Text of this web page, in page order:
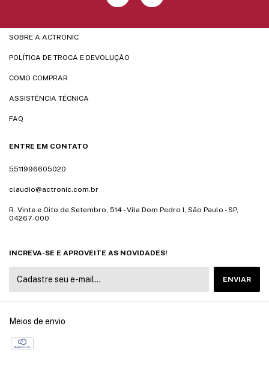
SOBRE A ACTRONIC
POLÍTICA DE TROCA E DEVOLUÇÃO
COMO COMPRAR
ASSISTÊNCIA TÉCNICA
FAQ
ENTRE EM CONTATO
5511996605020
claudio@actronic.com.br
R. Vinte e Oito de Setembro, 514 - Vila Dom Pedro I, São Paulo - SP,
04267-000
INCREVA-SE E APROVEITE AS NOVIDADES!
Meios de envio